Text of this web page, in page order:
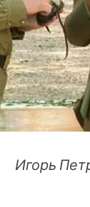
Игорь